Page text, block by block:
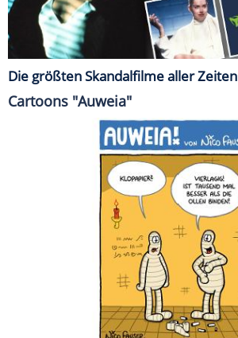
Die größten Skandalfilme aller Zeiten
Cartoons "Auweia"